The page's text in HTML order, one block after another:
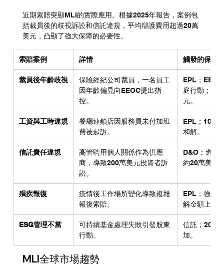
近期索賠突顯MLI的實際應用。根據2025年報告，案例包
括裁員後的歧視訴訟和信託違規，平均辯護費用超過20萬
美元，凸顯了強大保障的必要性。
索賠案例 詳情 觸發的保障
裁員後年齡歧視
保險經紀公司裁員，一名員工
因年齡偏見向EEOC提出指
控。
EPL；
庭行動；辯
元。
工資與工時違規
餐廳連鎖店因服務員未付加班
費被起訴。
EPL；10萬
和解。
信託責任違規
高管聘用個人關係作為供應
商，導致200萬美元投資者訴
訟。
D&O；進行
約20萬美元
殞疾報復
疫情後工作場所變化導致複雜
報復索賠。
EPL；強調
解金額上升
ESG管理不當
可持續基金處理失敗引發股東
行動。
信託；2025
加。
MLI全球市場趨勢